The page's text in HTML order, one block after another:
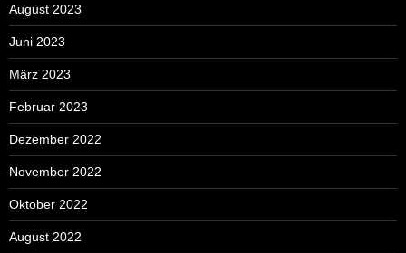
August 2023
Juni 2023
März 2023
Februar 2023
Dezember 2022
November 2022
Oktober 2022
August 2022